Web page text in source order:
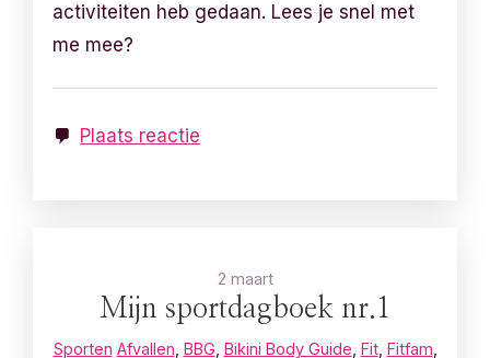
activiteiten heb gedaan. Lees je snel met
me mee?
Plaats reactie
2 maart
Mijn sportdagboek nr.1
Sporten Afvallen BBG Bikini Body Guide Fit, Fitfam